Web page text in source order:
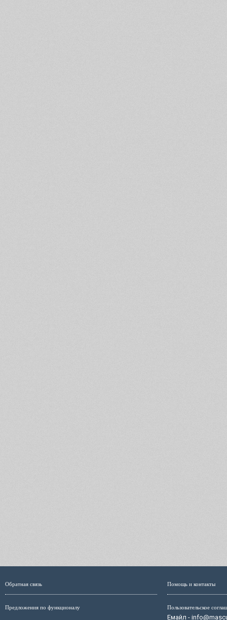
Обратная связь
Предложения по функционалу
Помощь и контакты
Пользовательское
Емайл -